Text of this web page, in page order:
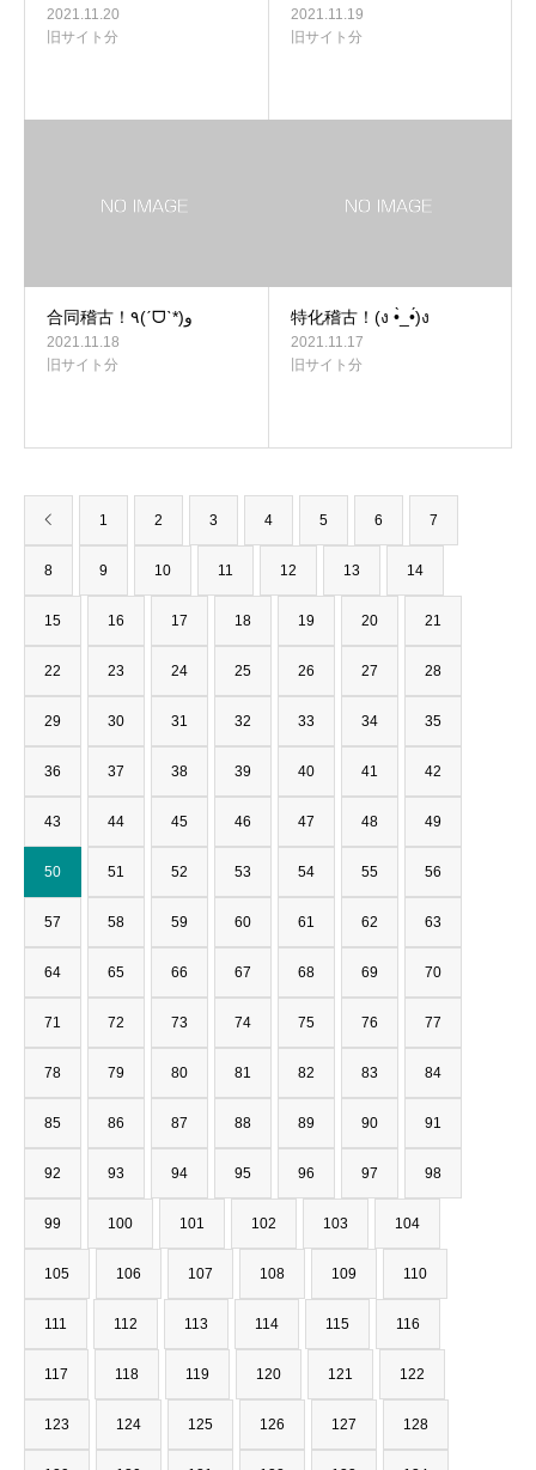
2021.11.20
旧サイト分
2021.11.19
旧サイト分
合同稽古！٩(ˊᗜˋ*)و
2021.11.18
旧サイト分
特化稽古！(ง •̀_•́)ง
2021.11.17
旧サイト分
1 2 3 4 5 6 7
8 9 10 11 12 13 14
15 16 17 18 19 20 21
22 23 24 25 26 27 28
29 30 31 32 33 34 35
36 37 38 39 40 41 42
43 44 45 46 47 48 49
50 51 52 53 54 55 56
57 58 59 60 61 62 63
64 65 66 67 68 69 70
71 72 73 74 75 76 77
78 79 80 81 82 83 84
85 86 87 88 89 90 91
92 93 94 95 96 97 98
99 100 101 102 103 104
105 106 107 108 109 110
111 112 113 114 115 116
117 118 119 120 121 122
123 124 125 126 127 128